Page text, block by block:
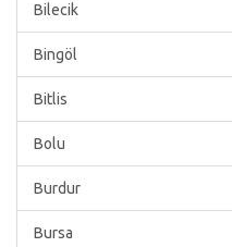
Bilecik
Bingöl
Bitlis
Bolu
Burdur
Bursa